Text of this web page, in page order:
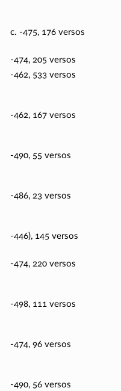
c. -475, 176 versos
-474, 205 versos
-462, 533 versos
-462, 167 versos
-490, 55 versos
-486, 23 versos
-446), 145 versos
-474, 220 versos
-498, 111 versos
-474, 96 versos
-490, 56 versos